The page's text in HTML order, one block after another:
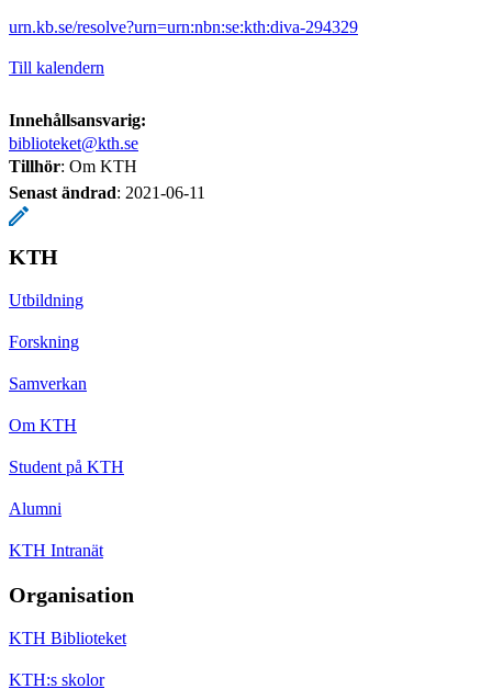
urn.kb.se/resolve?urn=urn:nbn:se:kth:diva-294329
Till kalendern
Innehållsansvarig:
biblioteket@kth.se
Tillhör: Om KTH
Senast ändrad: 2021-06-11
KTH
Utbildning
Forskning
Samverkan
Om KTH
Student på KTH
Alumni
KTH Intranät
Organisation
KTH Biblioteket
KTH:s skolor